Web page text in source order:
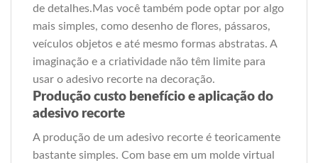
de detalhes.Mas você também pode optar por algo
mais simples, como desenho de flores, pássaros,
veículos objetos e até mesmo formas abstratas. A
imaginação e a criatividade não têm limite para
usar o adesivo recorte na decoração.
Produção custo benefício e aplicação do
adesivo recorte
A produção de um adesivo recorte é teoricamente
bastante simples. Com base em um molde virtual